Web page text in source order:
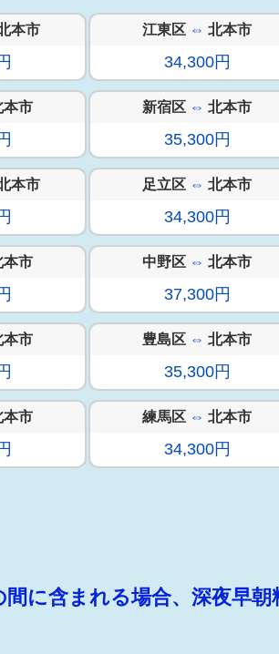
本市 江東区 ⇔ 北本市
34,300円
本市 新宿区 ⇔ 北本市
35,300円
本市 足立区 ⇔ 北本市
34,300円
本市 中野区 ⇔ 北本市
37,300円
本市 豊島区 ⇔ 北本市
35,300円
本市 練馬区 ⇔ 北本市
34,300円
に含まれる場合、深夜早朝